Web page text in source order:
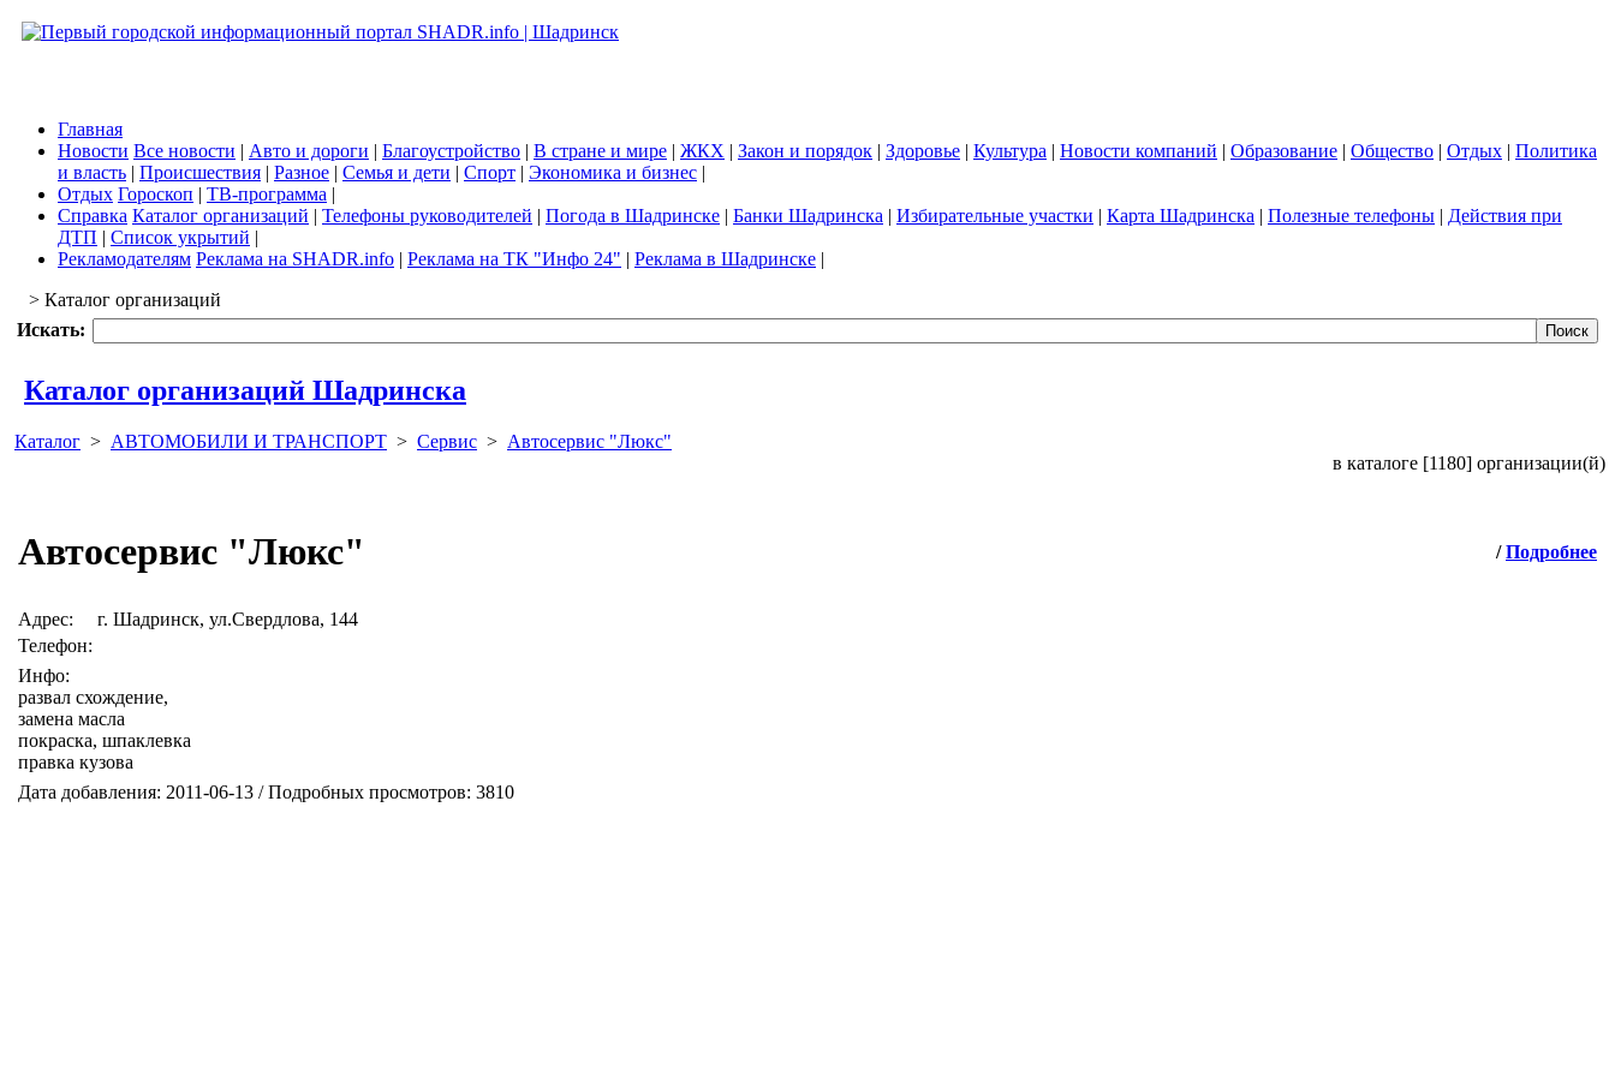
Главная
Новости Все новости | Авто и дороги | Благоустройство | В стране и мире | ЖКХ | Закон и порядок | Здоровье | Культура | Новости компаний | Образование | Общество | Отдых | Политика
и власть | Происшествия | Разное | Семья и дети | Спорт | Экономика и бизнес |
Отдых Гороскоп | ТВ-программа |
Справка Каталог организаций | Телефоны руководителей | Погода в Шадринске | Банки Шадринска | Избирательные участки | Карта Шадринска | Полезные телефоны | Действия при
ДТП | Список укрытий |
Рекламодателям Реклама на SHADR.info | Реклама на ТК "Инфо 24" | Реклама в Шадринске |
> Каталог организаций
Искать:
Каталог организаций Шадринска
Каталог > АВТОМОБИЛИ И ТРАНСПОРТ > Сервис > Автосервис "Люкс"
в каталоге [1180] организации(й)
Автосервис "Люкс" / Подробнее
Адрес:
г. Шадринск, ул.Свердлова, 144
Телефон:
Инфо:
развал схождение,
замена масла
покраска, шпаклевка
правка кузова
Дата добавления: 2011-06-13 / Подробных просмотров: 3810